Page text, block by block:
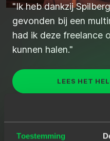
Toestemming
"Ik heb dankzij
gevonden bij een
had ik deze freelance
kunnen halen."
LEES HET
“De juiste kandidaten
gevonden via
ZO VOND STIJN